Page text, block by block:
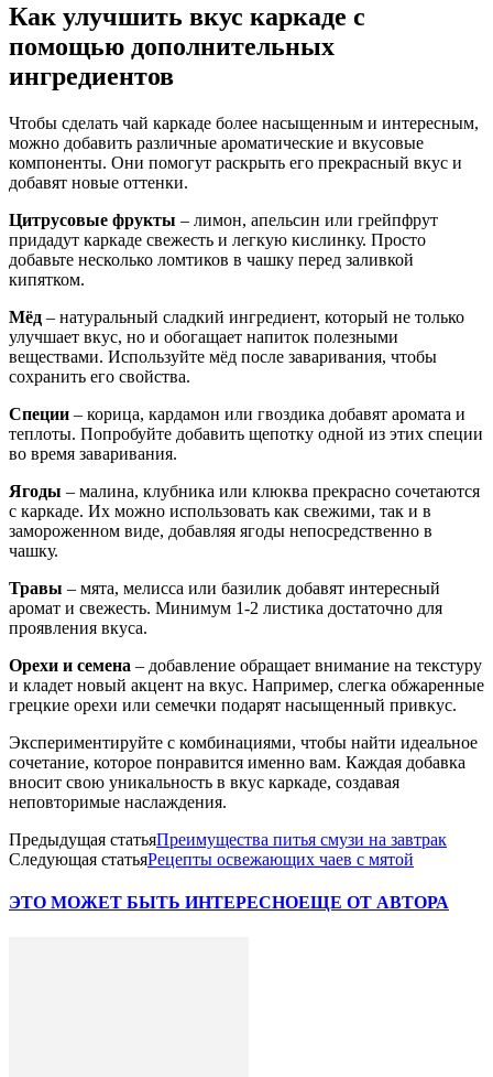
Как улучшить вкус каркаде с
помощью дополнительных
ингредиентов
Чтобы сделать чай каркаде более насыщенным и интересным,
можно добавить различные ароматические и вкусовые
компоненты. Они помогут раскрыть его прекрасный вкус и
добавят новые оттенки.
Цитрусовые фрукты – лимон, апельсин или грейпфрут
придадут каркаде свежесть и легкую кислинку. Просто
добавьте несколько ломтиков в чашку перед заливкой
кипятком.
Мёд – натуральный сладкий ингредиент, который не только
улучшает вкус, но и обогащает напиток полезными
веществами. Используйте мёд после заваривания, чтобы
сохранить его свойства.
Специи – корица, кардамон или гвоздика добавят аромата и
теплоты. Попробуйте добавить щепотку одной из этих специи
во время заваривания.
Ягоды – малина, клубника или клюква прекрасно сочетаются
с каркаде. Их можно использовать как свежими, так и в
замороженном виде, добавляя ягоды непосредственно в
чашку.
Травы – мята, мелисса или базилик добавят интересный
аромат и свежесть. Минимум 1-2 листика достаточно для
проявления вкуса.
Орехи и семена – добавление обращает внимание на текстуру
и кладет новый акцент на вкус. Например, слегка обжаренные
грецкие орехи или семечки подарят насыщенный привкус.
Экспериментируйте с комбинациями, чтобы найти идеальное
сочетание, которое понравится именно вам. Каждая добавка
вносит свою уникальность в вкус каркаде, создавая
неповторимые наслаждения.
Предыдущая статьяПреимущества питья смузи на завтрак
Следующая статьяРецепты освежающих чаев с мятой
ЭТО МОЖЕТ БЫТЬ ИНТЕРЕСНОЕЩЕ ОТ АВТОРА